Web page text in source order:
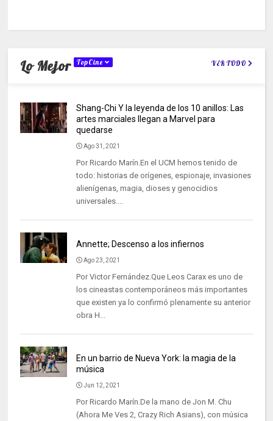
Lo Mejor TopCine VER TODO
Shang-Chi Y la leyenda de los 10 anillos: Las
artes marciales llegan a Marvel para
quedarse
Ago 31, 2021
Por Ricardo Marín.En el UCM hemos tenido de
todo: historias de orígenes, espionaje, invasiones
alienígenas, magia, dioses y genocidios
universales....
Annette; Descenso a los infiernos
Ago 23, 2021
Por Victor Fernández.Que Leos Carax es uno de
los cineastas contemporáneos más importantes
que existen ya lo confirmó plenamente su anterior
obra H...
En un barrio de Nueva York: la magia de la
música
Jun 12, 2021
Por Ricardo Marín.De la mano de Jon M. Chu
(Ahora Me Ves 2, Crazy Rich Asians), con música